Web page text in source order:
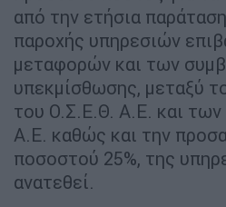
από την ετήσια
παροχής υπηρεσιών
μεταφορών και των
υπεκμίσθωσης, μεταξύ
του Ο.Σ.Ε.Θ. Α.Ε. και των
Α.Ε. καθώς και την
ποσοστού 25%, της
ανατεθεί.